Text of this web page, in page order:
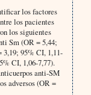
los factores
los pacientes
los siguientes
Sm (OR = 5,44;
95% CI, 1,11-
CI, 1,06-7,77).
anti-SM
adversos (OR =